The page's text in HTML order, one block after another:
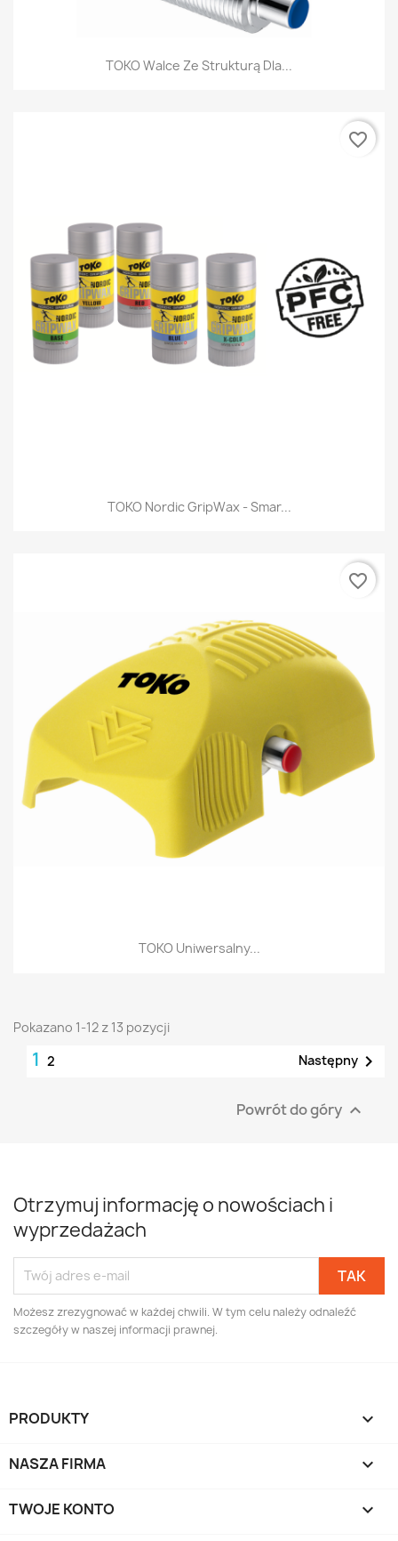
TOKO Walce Ze Strukturą Dla...
TOKO Nordic GripWax - Smar...
favorite_border
TOKO Uniwersalny...
favorite_border
Pokazano 1-12 z 13 pozycji
1 2 Następny 
Powrót do góry 
Otrzymuj informację o nowościach i
wyprzedażach
Możesz zrezygnować w każdej chwili. W tym celu należy odnaleźć
szczegóły w naszej informacji prawnej.
PRODUKTY 
NASZA FIRMA 
TWOJE KONTO 